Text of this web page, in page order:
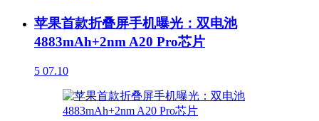
苹果首款折叠屏手机曝光：双电池
4883mAh+2nm A20 Pro芯片
5 07.10